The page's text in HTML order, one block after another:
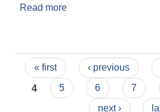
Read more
Pages
« first ‹ previous
4
5 6 7
next ›